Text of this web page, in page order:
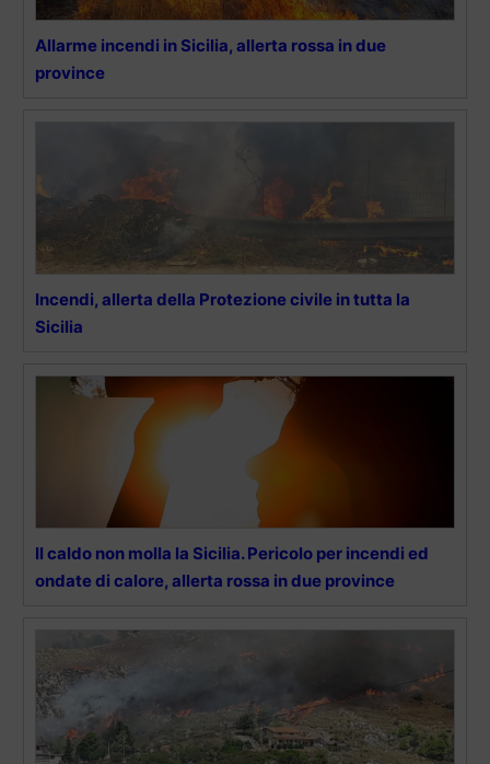
Allarme incendi in Sicilia, allerta rossa in due
province
Incendi, allerta della Protezione civile in tutta la
Sicilia
Il caldo non molla la Sicilia. Pericolo per incendi ed
ondate di calore, allerta rossa in due province